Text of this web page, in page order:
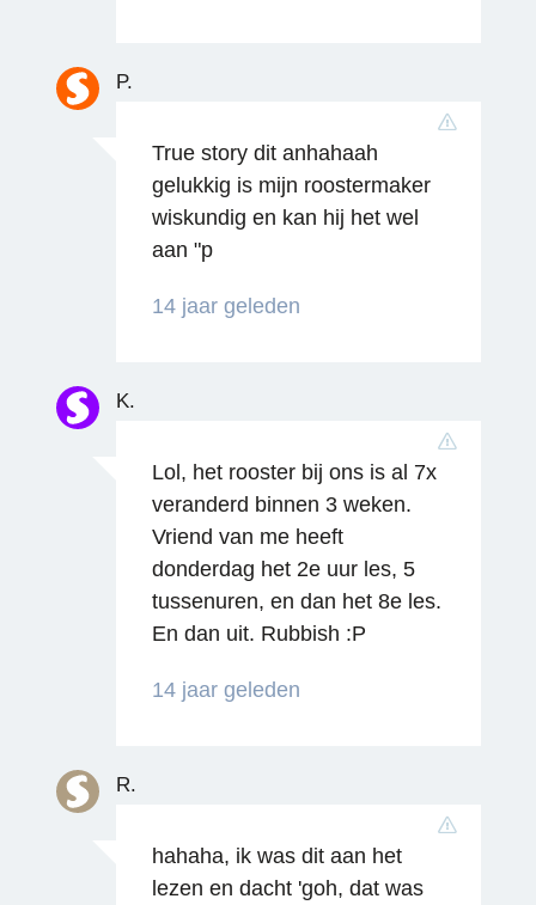
Reageren
P.
True story dit anhahaah
gelukkig is mijn roostermaker
wiskundig en kan hij het wel
aan "p
14 jaar geleden
K.
Lol, het rooster bij ons is al 7x
veranderd binnen 3 weken.
Vriend van me heeft
donderdag het 2e uur les, 5
tussenuren, en dan het 8e les.
En dan uit. Rubbish :P
14 jaar geleden
R.
hahaha, ik was dit aan het
lezen en dacht 'goh, dat was